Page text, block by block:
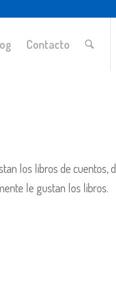
Contacto
los libros de cuentos,
le gustan los libros.